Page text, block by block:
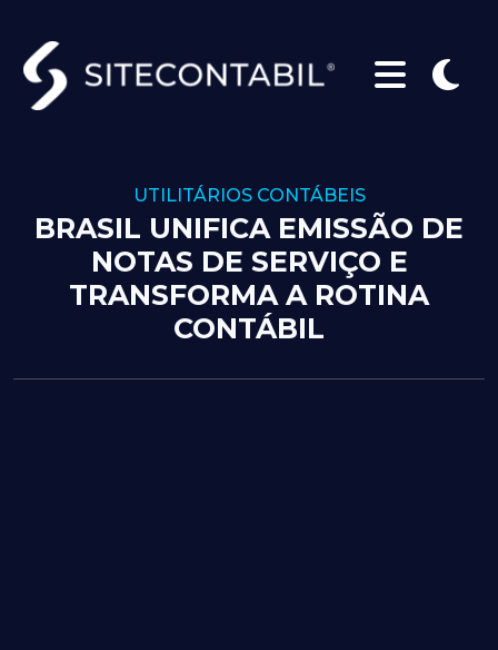
UTILITÁRIOS CONTÁBEIS
BRASIL UNIFICA EMISSÃO DE
NOTAS DE SERVIÇO E
TRANSFORMA A ROTINA
CONTÁBIL